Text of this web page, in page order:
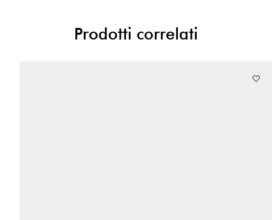
Prodotti correlati